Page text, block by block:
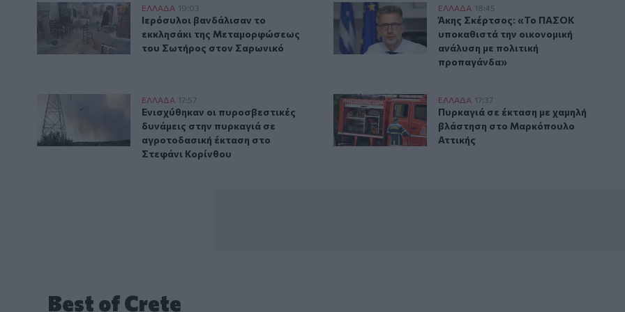
Ιερόσυλοι βανδάλισαν το εκκλησάκι της Μεταμορφώσεως του Σωτήρος στον Σαρωνικό
ΕΛΛAΔΑ 19:03
Ιερόσυλοι βανδάλισαν το εκκλησάκι της Μεταμορφώσεως του Σωτήρος στον Σαρωνικό
Ιερόσυλοι βανδάλισαν το
εκκλησάκι της Μεταμορφώσεως
του Σωτήρος στον Σαρωνικό
Άκης Σκέρτσος: «Το ΠΑΣΟΚ υποκαθιστά την
ΕΛΛAΔΑ 18:45
Άκης Σκέρτσος: «Το ΠΑΣΟΚ
Άκης Σκέρτσος: «Το ΠΑΣΟΚ
υποκαθιστά την οικονομική
ανάλυση με πολιτική
προπαγάνδα»
Ενισχύθηκαν οι πυροσβεστικές δυνάμεις στην πυρκαγιά σε αγροτοδασική έκταση στο Στεφάνι Κορίνθου
ΕΛΛAΔΑ 17:57
Ενισχύθηκαν οι πυροσβεστικές δυνάμεις στην πυρκαγιά σε αγροτοδασική έκταση στο
Ενισχύθηκαν οι πυροσβεστικές
δυνάμεις στην πυρκαγιά σε
αγροτοδασική έκταση στο
Στεφάνι Κορίνθου
Πυρκαγιά σε έκταση με χαμηλή βλάστηση στο
ΕΛΛAΔΑ 17:37
Πυρκαγιά σε έκταση με χαμηλή
Πυρκαγιά σε έκταση με χαμηλή
βλάστηση στο Μαρκόπουλο
Αττικής
Best of Crete